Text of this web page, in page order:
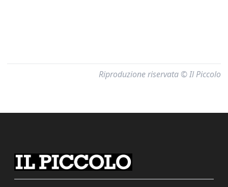
Riproduzione riservata © Il Piccolo